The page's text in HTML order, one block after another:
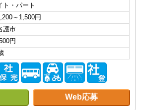
ト・パート
～1,500円
護市
円
Web応募